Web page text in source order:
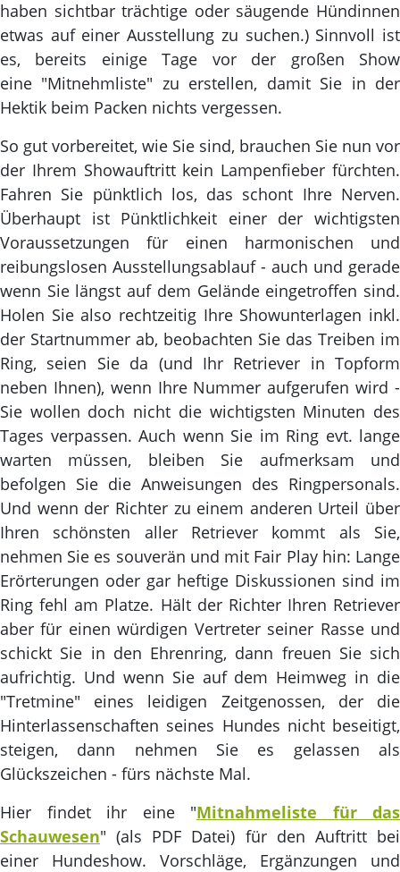
haben sichtbar trächtige oder säugende Hündinnen
etwas auf einer Ausstellung zu suchen.) Sinnvoll ist
es, bereits einige Tage vor der großen Show
eine "Mitnehmliste" zu erstellen, damit Sie in der
Hektik beim Packen nichts vergessen.
So gut vorbereitet, wie Sie sind, brauchen Sie nun vor
der Ihrem Showauftritt kein Lampenfieber fürchten.
Fahren Sie pünktlich los, das schont Ihre Nerven.
Überhaupt ist Pünktlichkeit einer der wichtigsten
Voraussetzungen für einen harmonischen und
reibungslosen Ausstellungsablauf - auch und gerade
wenn Sie längst auf dem Gelände eingetroffen sind.
Holen Sie also rechtzeitig Ihre Showunterlagen inkl.
der Startnummer ab, beobachten Sie das Treiben im
Ring, seien Sie da (und Ihr Retriever in Topform
neben Ihnen), wenn Ihre Nummer aufgerufen wird -
Sie wollen doch nicht die wichtigsten Minuten des
Tages verpassen. Auch wenn Sie im Ring evt. lange
warten müssen, bleiben Sie aufmerksam und
befolgen Sie die Anweisungen des Ringpersonals.
Und wenn der Richter zu einem anderen Urteil über
Ihren schönsten aller Retriever kommt als Sie,
nehmen Sie es souverän und mit Fair Play hin: Lange
Erörterungen oder gar heftige Diskussionen sind im
Ring fehl am Platze. Hält der Richter Ihren Retriever
aber für einen würdigen Vertreter seiner Rasse und
schickt Sie in den Ehrenring, dann freuen Sie sich
aufrichtig. Und wenn Sie auf dem Heimweg in die
"Tretmine" eines leidigen Zeitgenossen, der die
Hinterlassenschaften seines Hundes nicht beseitigt,
steigen, dann nehmen Sie es gelassen als
Glückszeichen - fürs nächste Mal.
Hier findet ihr eine "Mitnahmeliste für das
Schauwesen" (als PDF Datei) für den Auftritt bei
einer Hundeshow. Vorschläge, Ergänzungen und